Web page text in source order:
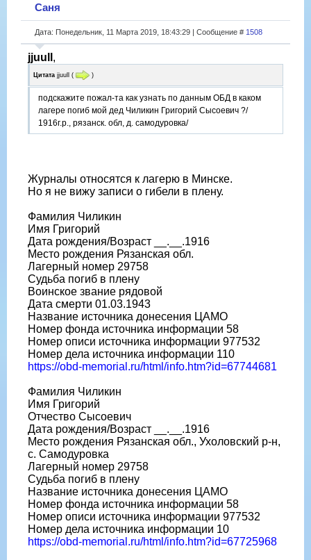
Саня
Дата: Понедельник, 11 Марта 2019, 18:43:29 | Сообщение # 1508
jjuull ,
Цитата jjuull ( )
подскажите пожал-та как узнать по данным ОБД в каком
лагере погиб мой дед Чиликин Григорий Сысоевич ?/
1916г.р., рязанск. обл, д. самодуровка/
Журналы относятся к лагерю в Минске.
Но я не вижу записи о гибели в плену.
Фамилия Чиликин
Имя Григорий
Дата рождения/Возраст __.__.1916
Место рождения Рязанская обл.
Лагерный номер 29758
Судьба погиб в плену
Воинское звание рядовой
Дата смерти 01.03.1943
Название источника донесения ЦАМО
Номер фонда источника информации 58
Номер описи источника информации 977532
Номер дела источника информации 110
https://obd-memorial.ru/html/info.htm?id=67744681
Фамилия Чиликин
Имя Григорий
Отчество Сысоевич
Дата рождения/Возраст __.__.1916
Место рождения Рязанская обл., Ухоловский р-н,
с. Самодуровка
Лагерный номер 29758
Судьба погиб в плену
Название источника донесения ЦАМО
Номер фонда источника информации 58
Номер описи источника информации 977532
Номер дела источника информации 10
https://obd-memorial.ru/html/info.htm?id=67725968